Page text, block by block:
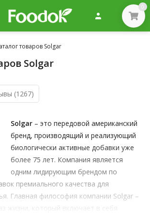
0
товаров Solgar
Solgar
(1267)
Solgar – это передовой американский
бренд, производящий и реализующий
биологически активные добавки уже
более 75 лет. Компания является
одним лидирующим брендом по
премиального качества для
Главная философия компании Solgar –
жизни, который включает в себя